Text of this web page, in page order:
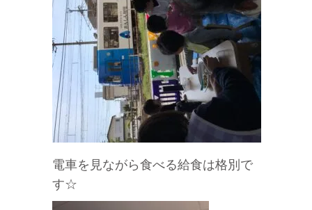
電車を見ながら食べる給食は格別で
す☆